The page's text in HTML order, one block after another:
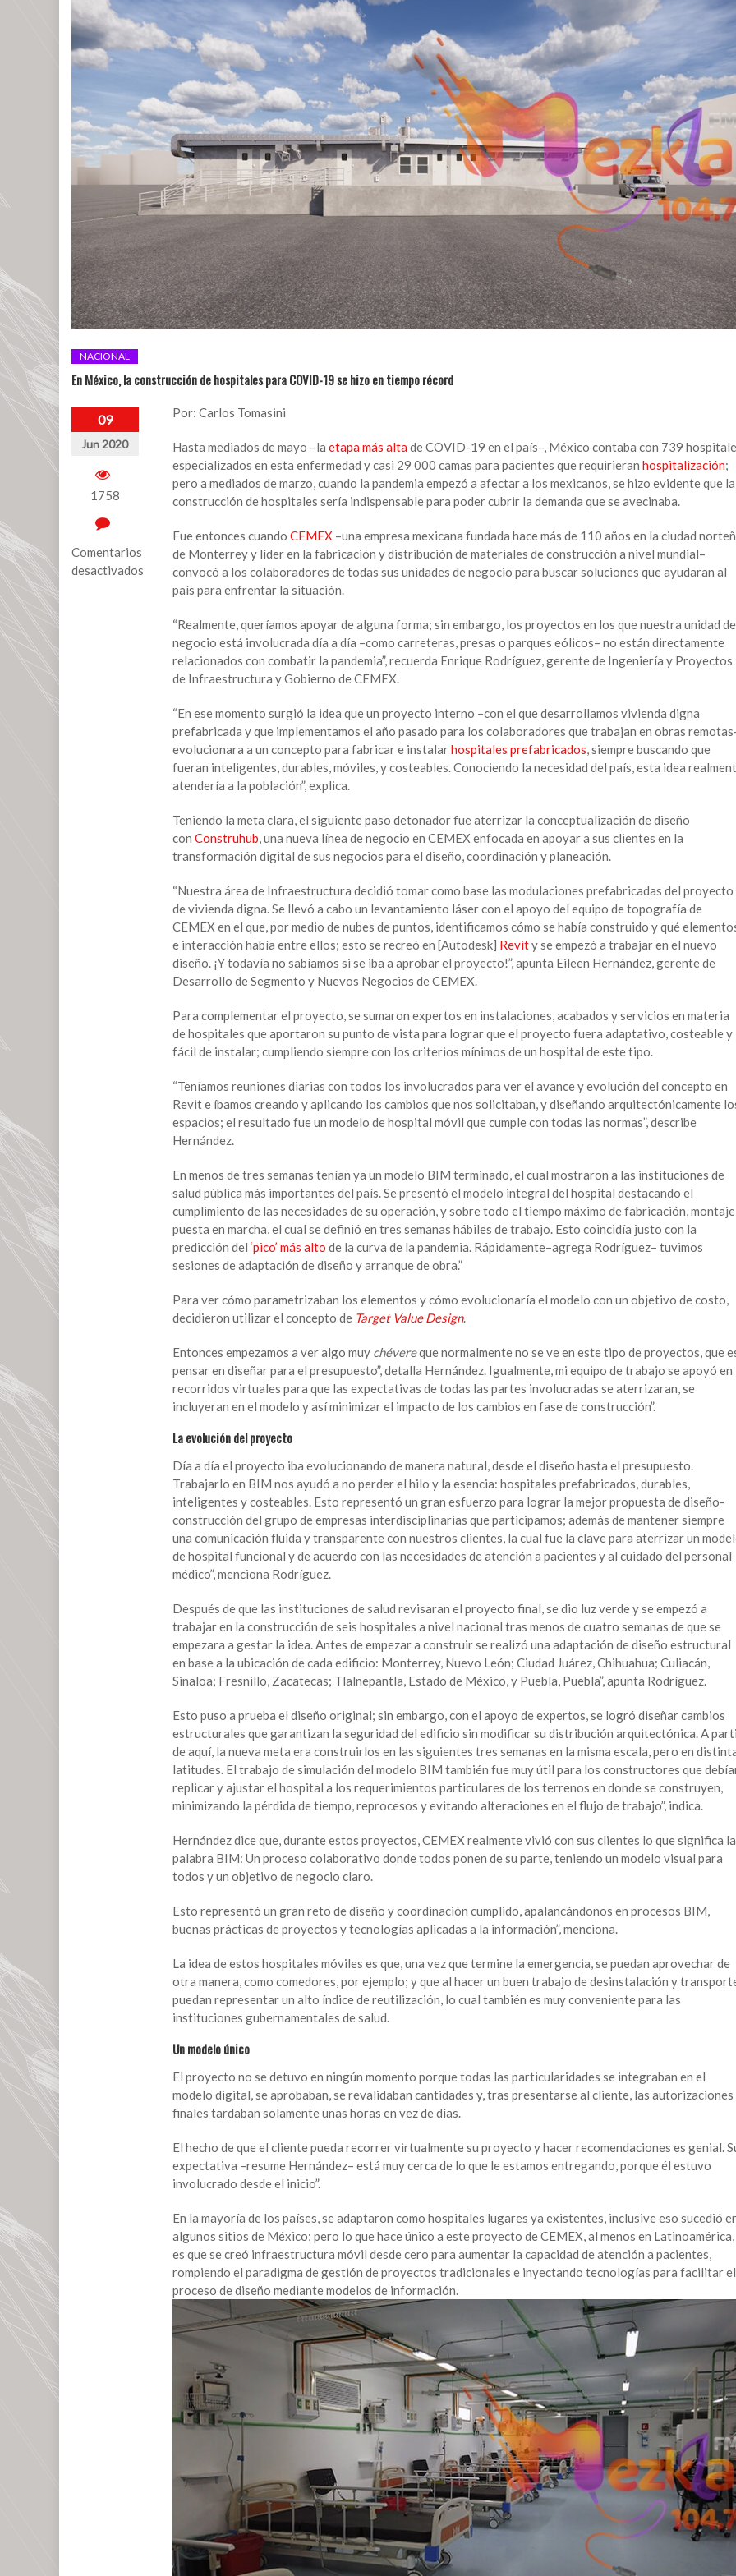
NACIONAL
En México, la construcción de hospitales para COVID-19 se hizo en tiempo récord
09
Jun 2020
1758
Comentarios
desactivados
Por: Carlos Tomasini
Hasta mediados de mayo –la etapa más alta de COVID-19 en el país–, México contaba con 739
especializados en esta enfermedad y casi 29 000 camas para pacientes que requirieran hospitalización;
pero a mediados de marzo, cuando la pandemia empezó a afectar a los mexicanos, se hizo evidente que la
construcción de hospitales sería indispensable para poder cubrir la demanda que se avecinaba.
Fue entonces cuando CEMEX–una empresa mexicana fundada hace más de 110 años en la ciudad
de Monterrey y líder en la fabricación y distribución de materiales de construcción a nivel mundial–
convocó a los colaboradores de todas sus unidades de negocio para buscar soluciones que ayudaran al
país para enfrentar la situación.
“Realmente, queríamos apoyar de alguna forma; sin embargo, los proyectos en los que nuestra unidad de
negocio está involucrada día a día –como carreteras, presas o parques eólicos– no están directamente
relacionados con combatir la pandemia”, recuerda Enrique Rodríguez, gerente de Ingeniería y Proyectos
de Infraestructura y Gobierno de CEMEX.
“En ese momento surgió la idea que un proyecto interno –con el que desarrollamos vivienda digna
prefabricada y que implementamos el año pasado para los colaboradores que trabajan en obras
evolucionara a un concepto para fabricar e instalarhospitales prefabricados, siempre buscando que
fueran inteligentes, durables, móviles, y costeables. Conociendo la necesidad del país, esta idea
atendería a la población”, explica.
Teniendo la meta clara, el siguiente paso detonador fue aterrizar la conceptualización de diseño
con Construhub, una nueva línea de negocio en CEMEX enfocada en apoyar a sus clientes en la
transformación digital de sus negocios para el diseño, coordinación y planeación.
“Nuestra área de Infraestructura decidió tomar como base las modulaciones prefabricadas del proyecto
de vivienda digna. Se llevó a cabo un levantamiento láser con el apoyo del equipo de topografía de
CEMEX en el que, por medio de nubes de puntos, identificamos cómo se había construido y qué
e interacción había entre ellos; esto se recreó en [Autodesk] Revity se empezó a trabajar en el nuevo
diseño. ¡Y todavía no sabíamos si se iba a aprobar el proyecto!”, apunta Eileen Hernández, gerente de
Desarrollo de Segmento y Nuevos Negocios de CEMEX.
Para complementar el proyecto, se sumaron expertos en instalaciones, acabados y servicios en materia
de hospitales que aportaron su punto de vista para lograr que el proyecto fuera adaptativo, costeable y
fácil de instalar; cumpliendo siempre con los criterios mínimos de un hospital de este tipo.
“Teníamos reuniones diarias con todos los involucrados para ver el avance y evolución del concepto en
Revit e íbamos creando y aplicando los cambios que nos solicitaban, y diseñando arquitectónicamente
espacios; el resultado fue un modelo de hospital móvil que cumple con todas las normas”, describe
Hernández.
En menos de tres semanas tenían ya un modelo BIM terminado, el cual mostraron a las instituciones de
salud pública más importantes del país. Se presentó el modelo integral del hospital destacando el
cumplimiento de las necesidades de su operación, y sobre todo el tiempo máximo de fabricación,
puesta en marcha, el cual se definió en tres semanas hábiles de trabajo. Esto coincidía justo con la
predicción del ‘pico’ más alto de la curva de la pandemia. Rápidamente–agrega Rodríguez– tuvimos
sesiones de adaptación de diseño y arranque de obra.”
Para ver cómo parametrizaban los elementos y cómo evolucionaría el modelo con un objetivo de costo,
decidieron utilizar el concepto de Target Value Design.
Entonces empezamos a ver algo muy chévereque normalmente no se ve en este tipo de proyectos, que
pensar en diseñar para el presupuesto”, detalla Hernández. Igualmente, mi equipo de trabajo se apoyó en
recorridos virtuales para que las expectativas de todas las partes involucradas se aterrizaran, se
incluyeran en el modelo y así minimizar el impacto de los cambios en fase de construcción”.
La evolución del proyecto
Día a día el proyecto iba evolucionando de manera natural, desde el diseño hasta el presupuesto.
Trabajarlo en BIM nos ayudó a no perder el hilo y la esencia: hospitales prefabricados, durables,
inteligentes y costeables. Esto representó un gran esfuerzo para lograr la mejor propuesta de diseño-
construcción del grupo de empresas interdisciplinarias que participamos; además de mantener siempre
una comunicación fluida y transparente con nuestros clientes, la cual fue la clave para aterrizar un
de hospital funcional y de acuerdo con las necesidades de atención a pacientes y al cuidado del personal
médico”, menciona Rodríguez.
Después de que las instituciones de salud revisaran el proyecto final, se dio luz verde y se empezó a
trabajar en la construcción de seis hospitales a nivel nacional tras menos de cuatro semanas de que se
empezara a gestar la idea. Antes de empezar a construir se realizó una adaptación de diseño estructural
en base a la ubicación de cada edificio: Monterrey, Nuevo León; Ciudad Juárez, Chihuahua; Culiacán,
Sinaloa; Fresnillo, Zacatecas; Tlalnepantla, Estado de México, y Puebla, Puebla”, apunta Rodríguez.
Esto puso a prueba el diseño original; sin embargo, con el apoyo de expertos, se logró diseñar cambios
estructurales que garantizan la seguridad del edificio sin modificar su distribución arquitectónica. A
de aquí, la nueva meta era construirlos en las siguientes tres semanas en la misma escala, pero en
latitudes. El trabajo de simulación del modelo BIM también fue muy útil para los constructores que
replicar y ajustar el hospital a los requerimientos particulares de los terrenos en donde se construyen,
minimizando la pérdida de tiempo, reprocesos y evitando alteraciones en el flujo de trabajo”, indica.
Hernández dice que, durante estos proyectos, CEMEX realmente vivió con sus clientes lo que significa la
palabra BIM: Un proceso colaborativo donde todos ponen de su parte, teniendo un modelo visual para
todos y un objetivo de negocio claro.
Esto representó un gran reto de diseño y coordinación cumplido, apalancándonos en procesos BIM,
buenas prácticas de proyectos y tecnologías aplicadas a la información”, menciona.
La idea de estos hospitales móviles es que, una vez que termine la emergencia, se puedan aprovechar de
otra manera, como comedores, por ejemplo; y que al hacer un buen trabajo de desinstalación y
puedan representar un alto índice de reutilización, lo cual también es muy conveniente para las
instituciones gubernamentales de salud.
Un modelo único
El proyecto no se detuvo en ningún momento porque todas las particularidades se integraban en el
modelo digital, se aprobaban, se revalidaban cantidades y, tras presentarse al cliente, las autorizaciones
finales tardaban solamente unas horas en vez de días.
El hecho de que el cliente pueda recorrer virtualmente su proyecto y hacer recomendaciones es genial.
expectativa –resume Hernández– está muy cerca de lo que le estamos entregando, porque él estuvo
involucrado desde el inicio”.
En la mayoría de los países, se adaptaron como hospitales lugares ya existentes, inclusive eso sucedió
algunos sitios de México; pero lo que hace único a este proyecto de CEMEX, al menos en Latinoamérica,
es que se creó infraestructura móvil desde cero para aumentar la capacidad de atención a pacientes,
rompiendo el paradigma de gestión de proyectos tradicionales e inyectando tecnologías para facilitar el
proceso de diseño mediante modelos de información.